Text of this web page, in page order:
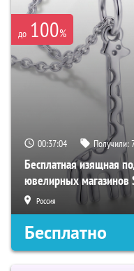
до 100%
00:37:04 Получили:
Бесплатная изящная
ювелирных магазинов
Россия
Бесплатно